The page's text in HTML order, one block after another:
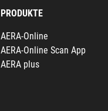
PRODUKTE
AERA-Online
AERA-Online Scan App
AERA plus